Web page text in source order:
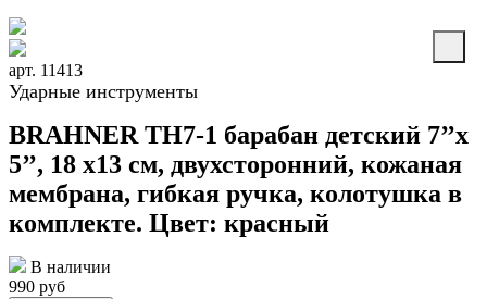
арт. 11413
Ударные инструменты
BRAHNER TH7-1 барабан детский 7’’x
5’’, 18 x13 см, двухсторонний, кожаная
мембрана, гибкая ручка, колотушка в
комплекте. Цвет: красный
В наличии
990 руб